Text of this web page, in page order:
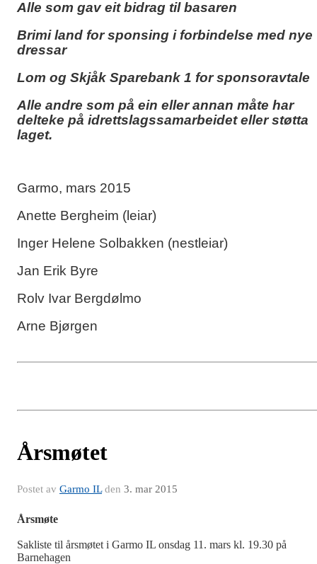
Alle som gav eit bidrag til basaren
Brimi land for sponsing i forbindelse med nye
dressar
Lom og Skjåk Sparebank 1 for sponsoravtale
Alle andre som på ein eller annan måte har
delteke på idrettslagssamarbeidet eller støtta
laget.
Garmo, mars 2015
Anette Bergheim (leiar)
Inger Helene Solbakken (nestleiar)
Jan Erik Byre
Rolv Ivar Bergdølmo
Arne Bjørgen
Årsmøtet
Postet av Garmo ILden 3. mar 2015
Årsmøte
Sakliste til årsmøtet i Garmo IL onsdag 11. mars kl. 19.30 på
Barnehagen